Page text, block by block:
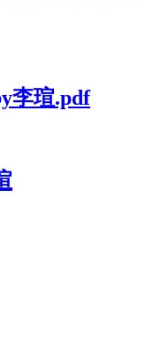
李瑄.pdf